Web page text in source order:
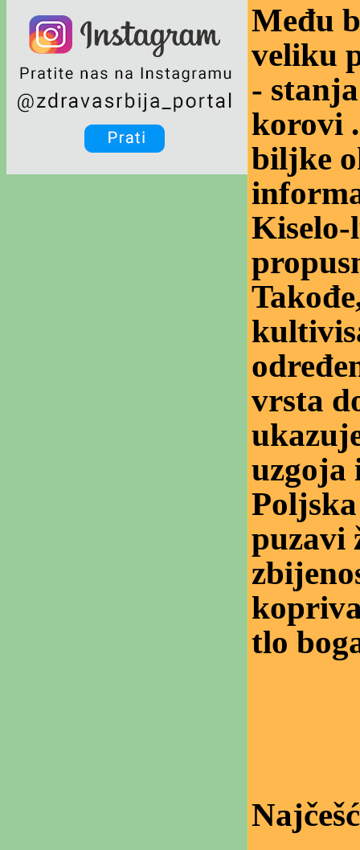
Među
veliku
-
korovi
biljke
Kiselo-
vrsta
uzgoja
puzavi
tlo